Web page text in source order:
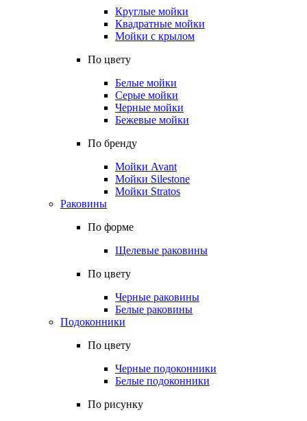
Круглые мойки
Квадратные мойки
Мойки с крылом
По цвету
Белые мойки
Серые мойки
Черные мойки
Бежевые мойки
По бренду
Мойки Avant
Мойки Silestone
Мойки Stratos
Раковины
По форме
Щелевые раковины
По цвету
Черные раковины
Белые раковины
Подоконники
По цвету
Черные подоконники
Белые подоконники
По рисунку